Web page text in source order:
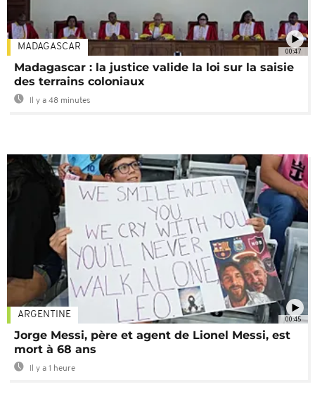
00:47
MADAGASCAR
Madagascar : la justice valide la loi sur la saisie
des terrains coloniaux
Il y a 48 minutes
00:45
ARGENTINE
Jorge Messi, père et agent de Lionel Messi, est
mort à 68 ans
Il y a 1 heure